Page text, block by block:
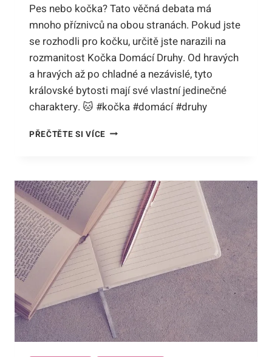
Pes nebo kočka? Tato věčná debata má
mnoho příznivců na obou stranách. Pokud jste
se rozhodli pro kočku, určitě jste narazili na
rozmanitost Kočka Domácí Druhy. Od hravých
a hravých až po chladné a nezávislé, tyto
královské bytosti mají své vlastní jedinečné
charaktery. 🐱 #kočka #domácí #druhy
PŘEČTĚTE SI VÍCEKOČKA
KRÁLOVSKÝCH
CHARAKTERŮ!